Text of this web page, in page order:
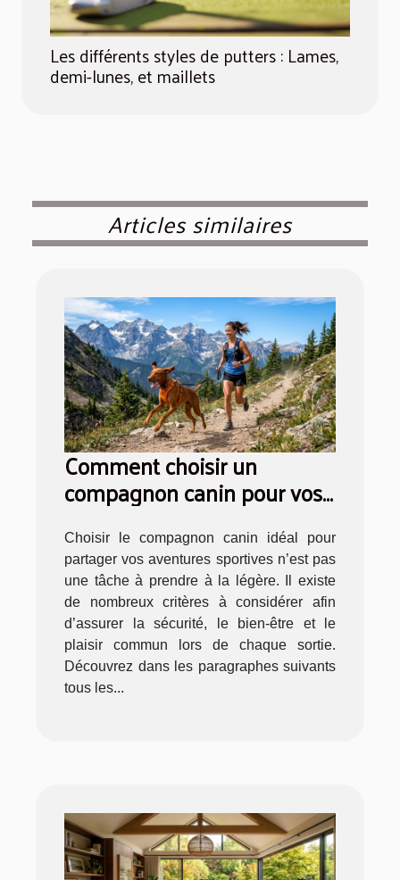
Les différents styles de putters : Lames,
demi-lunes, et maillets
Articles similaires
Comment choisir un
compagnon canin pour vos
aventures sportives ?
Choisir le compagnon canin idéal pour
partager vos aventures sportives n’est pas
une tâche à prendre à la légère. Il existe
de nombreux critères à considérer afin
d’assurer la sécurité, le bien-être et le
plaisir commun lors de chaque sortie.
Découvrez dans les paragraphes suivants
tous les...